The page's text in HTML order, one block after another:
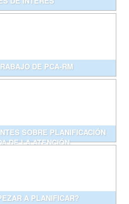
DE PCA-RM
SOBRE PLANIFICACIÓN
DE LA ATENCIÓN
A PLANIFICAR?